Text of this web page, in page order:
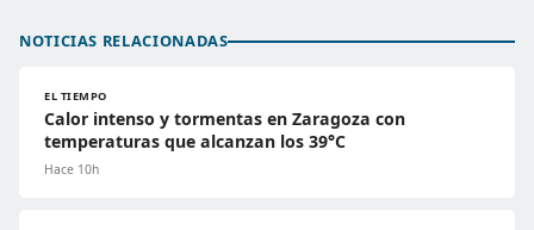
NOTICIAS RELACIONADAS
EL TIEMPO
Calor intenso y tormentas en Zaragoza con
temperaturas que alcanzan los 39°C
Hace 10h